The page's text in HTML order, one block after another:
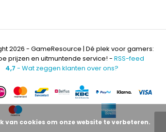
2026 - GameResource | Dé plek voor gamers:
prijzen en uitmuntende service! - RSS-feed
4,7 - Wat zeggen klanten over ons?
van cookies om onze website te verbeteren.